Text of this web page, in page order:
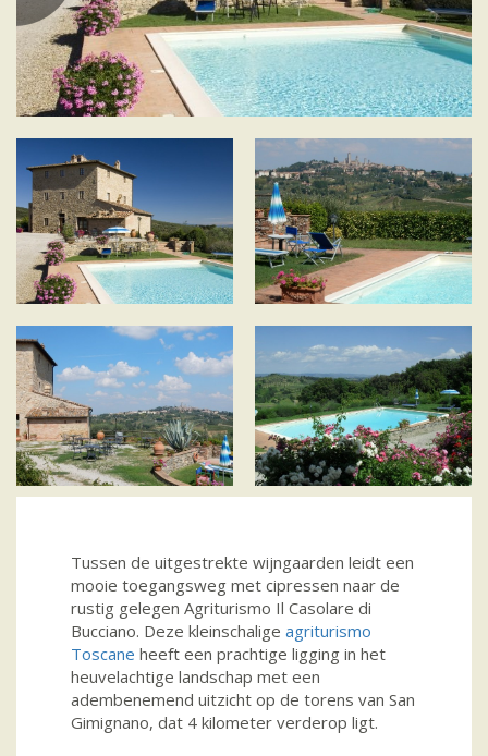
Tussen de uitgestrekte wijngaarden leidt een
mooie toegangsweg met cipressen naar de
rustig gelegen Agriturismo Il Casolare di
Bucciano. Deze kleinschalige agriturismo
Toscane heeft een prachtige ligging in het
heuvelachtige landschap met een
adembenemend uitzicht op de torens van San
Gimignano, dat 4 kilometer verderop ligt.